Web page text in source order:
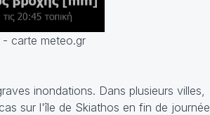
- carte meteo.gr
inondations. Dans plusieurs villes,
sur l'île de Skiathos en fin de journée